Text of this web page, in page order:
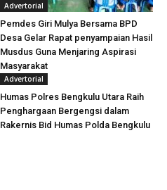
Advertorial
Pemdes Giri Mulya Bersama BPD
Desa Gelar Rapat penyampaian Hasil
Musdus Guna Menjaring Aspirasi
Masyarakat
Advertorial
Humas Polres Bengkulu Utara Raih
Penghargaan Bergengsi dalam
Rakernis Bid Humas Polda Bengkulu